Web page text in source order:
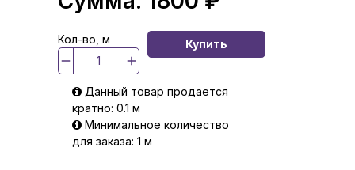
Кол-во, м Купить
Данный товар продается
кратно: 0.1 м
Минимальное количество
для заказа: 1 м